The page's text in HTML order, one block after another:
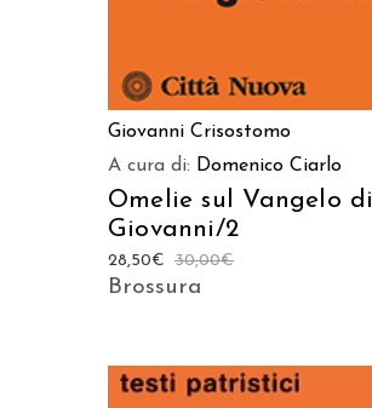
Giovanni Crisostomo
A cura di: Domenico Ciarlo
Omelie sul Vangelo di
Giovanni/2
30,00€
28,50€
Brossura